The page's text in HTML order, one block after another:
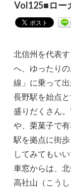
Vol125■ロー
北信州を代表
へ、ゆったり
線」に乗って
長野駅を始点
盛りだくさん。
や、栗菓子で
駅を拠点に街
してみてもいい
車窓からは、
高社山（こう